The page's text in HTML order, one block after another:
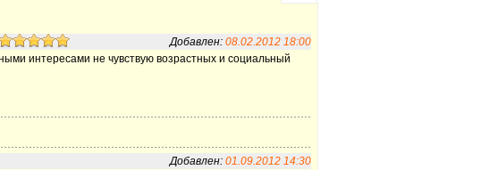
Добавлен: 08.02.2012 18:00
интересами не чувствую возрастных и социальный
Добавлен: 01.09.2012 14:30